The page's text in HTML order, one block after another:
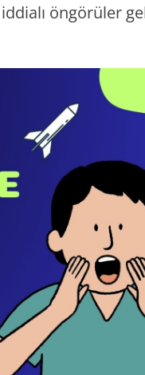
öngörüler